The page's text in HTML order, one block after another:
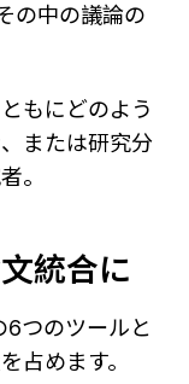
の中の議論の
もにどのよう
または研究分
。
統合に
6つのツールと
占めます。